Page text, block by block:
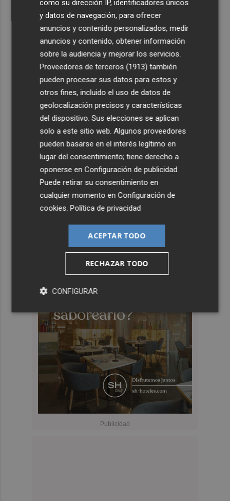
como su dirección IP, identificadores únicos
y datos de navegación, para ofrecer
anuncios y contenido personalizados, medir
anuncios y contenido, obtener información
sobre la audiencia y mejorar los servicios.
Proveedores de terceros (1913) también
pueden procesar sus datos para estos y
otros fines, incluido el uso de datos de
geolocalización precisos y características
del dispositivo. Sus elecciones se aplican
solo a este sitio web. Algunos proveedores
pueden basarse en el interés legítimo en
lugar del consentimiento; tiene derecho a
oponerse enConfiguración de publicidad
Puede retirar su consentimiento en
cualquier momento enConfiguración de
cookies .Política de privacidad
ACEPTAR TODO
RECHAZAR TODO
CONFIGURAR